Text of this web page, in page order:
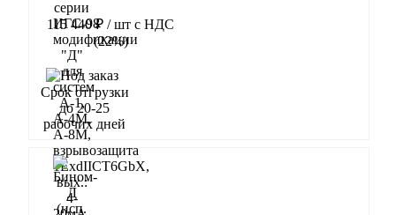
115 440 ₽ / шт с НДС
(22%)
Срок отгрузки
до 20-25
рабочих дней